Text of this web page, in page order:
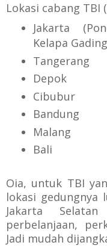
Lokasi cabang
Jakarta (
Kelapa
Tangerang
Depok
Cibubur
Bandung
Malang
Bali
Oia, untuk TBI
lokasi gedungnya
Jakarta
perbelanjaan,
Jadi mudah